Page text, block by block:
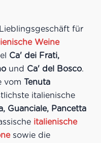
für
Weine
Ca' dei Frati,
und Ca' del Bosco.
vomTenuta
italienische
Guanciale, Pancetta
italienische
sowie die